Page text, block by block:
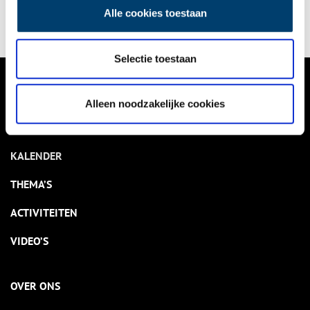
Alle cookies toestaan
Selectie toestaan
Alleen noodzakelijke cookies
NIEUWS
KALENDER
THEMA’S
ACTIVITEITEN
VIDEO’S
OVER ONS